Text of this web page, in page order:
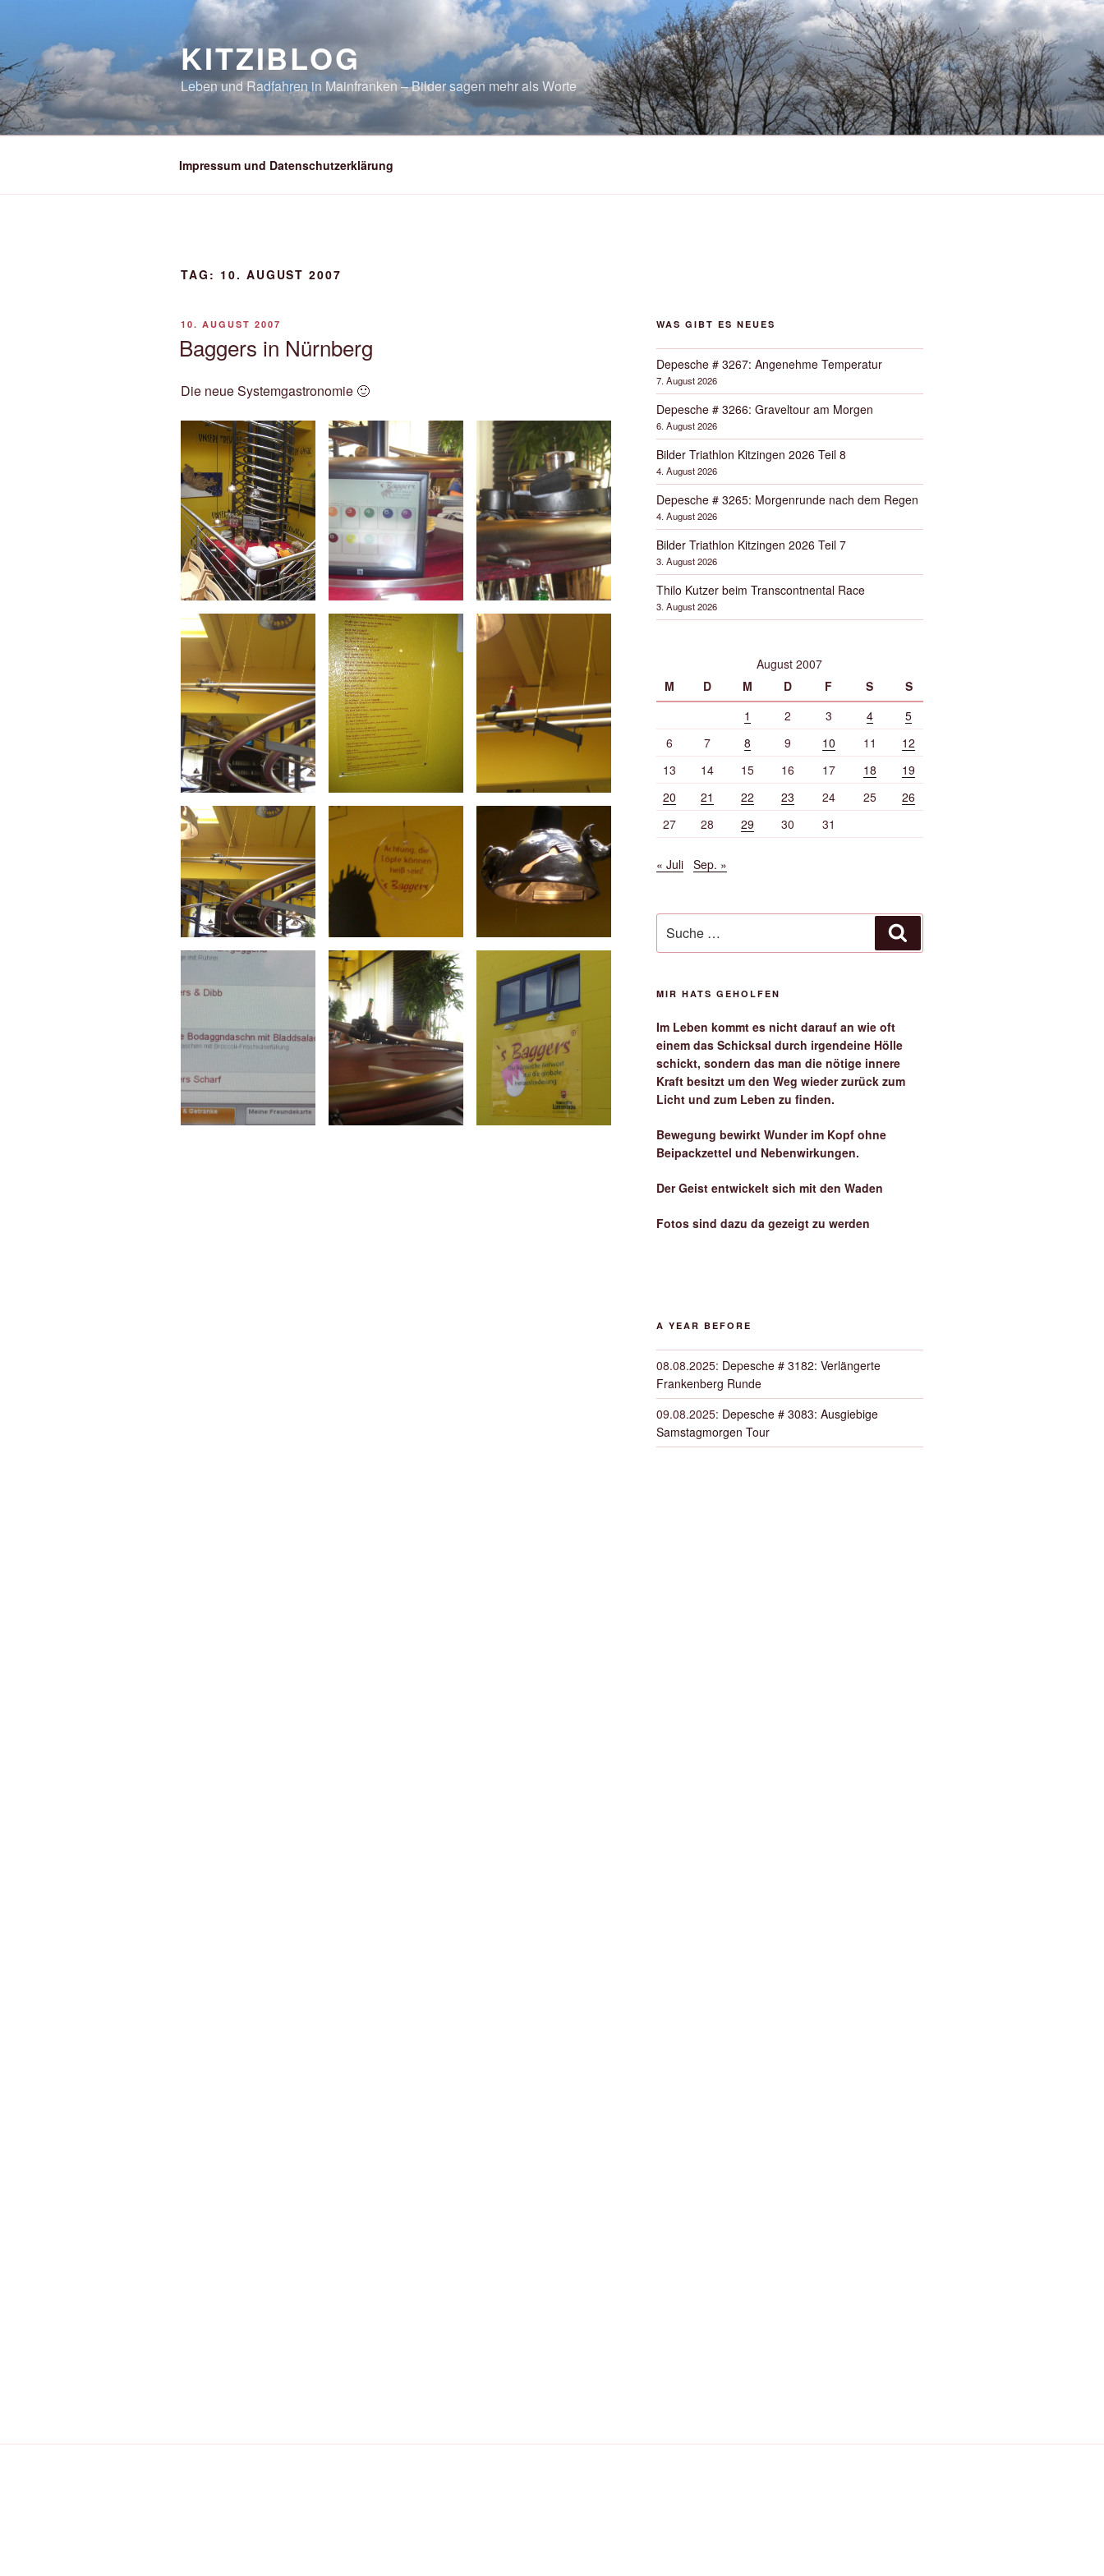
springen
KITZIBLOG
Leben und Radfahren in Mainfranken – Bilder sagen mehr als Worte
Impressum und Datenschutzerklärung
TAG: 10. AUGUST 2007
VERÖFFENTLICHT
10. AUGUST 2007
Baggers in Nürnberg
Die neue Systemgastronomie 🙂
WAS GIBT ES NEUES
Depesche # 3267: Angenehme Temperatur
7. August 2026
Depesche # 3266: Graveltour am Morgen
6. August 2026
Bilder Triathlon Kitzingen 2026 Teil 8
4. August 2026
Depesche # 3265: Morgenrunde nach dem Regen
4. August 2026
Bilder Triathlon Kitzingen 2026 Teil 7
3. August 2026
Thilo Kutzer beim Transcontnental Race
3. August 2026
August 2007
M
D M D F S
S
1
2 3 4
5
6
7 8 9 10 11
12
13
14 15 16 17 18
19
20
21 22 23 24 25
26
27
28 29 30 31
« Juli Sep. »
nach:
MIR HATS GEHOLFEN
Im Leben kommt es nicht darauf an wie oft
einem das Schicksal durch irgendeine Hölle
schickt, sondern das man die nötige innere
Kraft besitzt um den Weg wieder zurück zum
Licht und zum Leben zu finden.
Bewegung bewirkt Wunder im Kopf ohne
Beipackzettel und Nebenwirkungen.
Der Geist entwickelt sich mit den Waden
Fotos sind dazu da gezeigt zu werden
A YEAR BEFORE
08.08.2025: Depesche # 3182: Verlängerte
Frankenberg Runde
09.08.2025: Depesche # 3083: Ausgiebige
Samstagmorgen Tour